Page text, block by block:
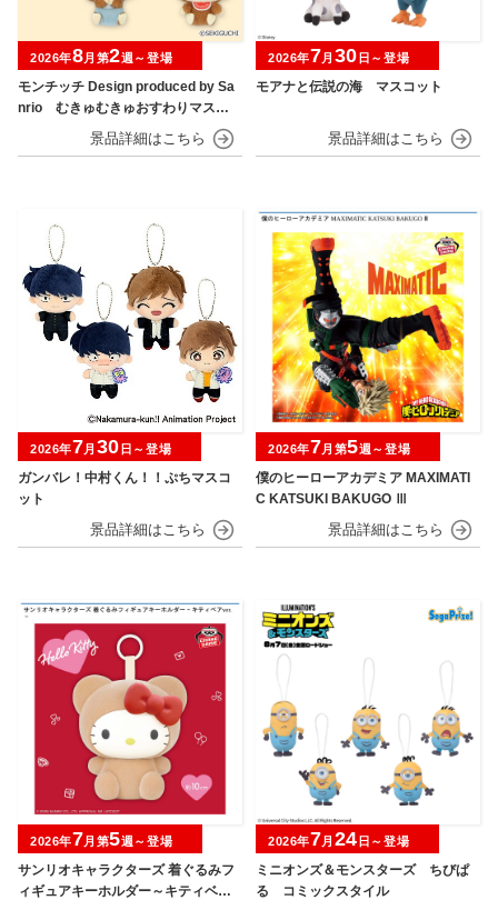
モンチッチ Design produced by Sa
nrio むきゅむきゅおすわりマスコ
2026年8月第2週～登場
モアナと伝説の海 マスコット
2026年7月 30 日～登場
ガンバレ！中村くん！！ぷちマスコ
ット
2026年7月 30 日～登場
僕のヒーローアカデミア MAXIMATI
C KATSUKI BAKUGO Ⅲ
2026年7月第5週～登場
サンリオキャラクターズ 着ぐるみフ
ィギュアキーホルダー～キティベアv
2026年7月第5週～登場
ミニオンズ＆モンスターズ ちびぱ
る コミックスタイル
2026年7月 24 日～登場